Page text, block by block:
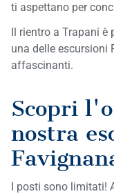
ti aspettano per
Il rientro a Trapani è
una delle escursioni
affascinanti.
Scopri
nostra
I posti sono limitati!